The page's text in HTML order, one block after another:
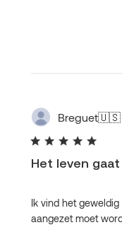
Breguet🇺🇸
Het leven
Ik vind het
aangezet moet